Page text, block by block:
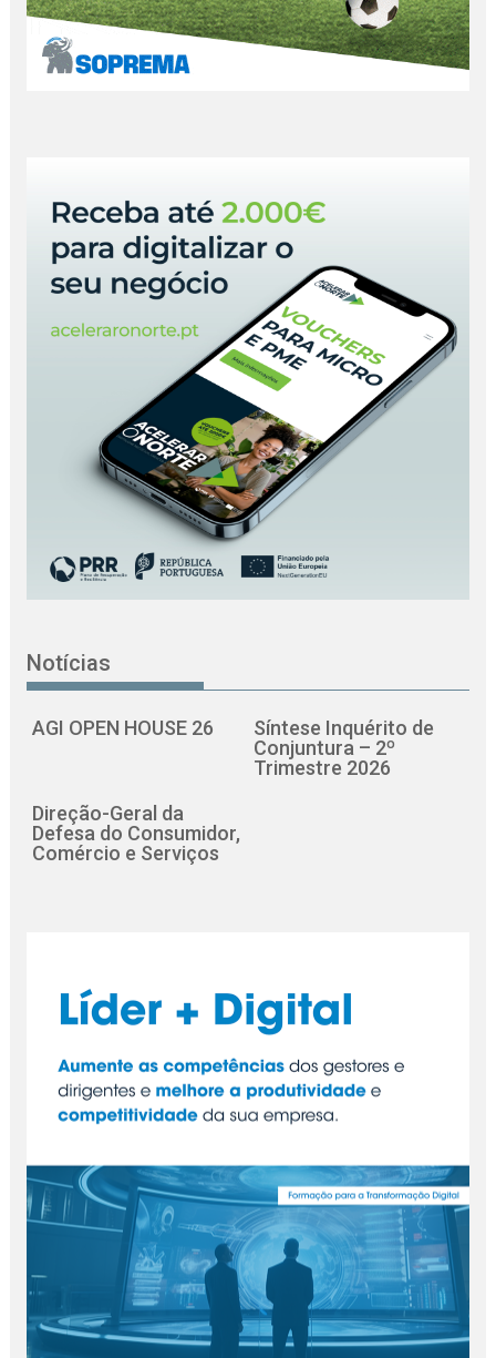
Notícias
AGI OPEN HOUSE 26
Síntese Inquérito de
Conjuntura – 2º
Trimestre 2026
Direção-Geral da
Defesa do Consumidor,
Comércio e Serviços